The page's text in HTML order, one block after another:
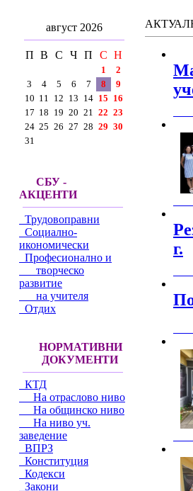
август 2026
П В С Ч П С Н
1
2
3
4 5 6 7 8
9
10 11 12 13 14 15 16
17 18 19 20 21 22 23
24 25 26 27 28 29 30
31
СБУ -
АКЦЕНТИ
Трудовоправни
Социално-
икономически
Професионално и
творческо
развитие
на учителя
Отдих
НОРМАТИВНИ
ДОКУМЕНТИ
КТД
На отраслово ниво
На общинско ниво
На ниво уч.
заведение
ВПРЗ
Конституция
Кодекси
Закони
г.